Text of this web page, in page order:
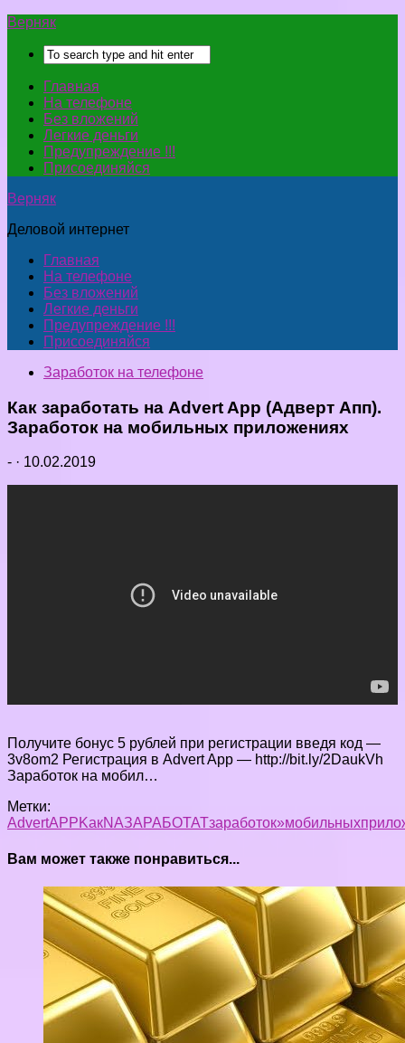
Верняк
Главная
На телефоне
Без вложений
Легкие деньги
Предупреждение !!!
Присоединяйся
Верняк
Деловой интернет
Главная
На телефоне
Без вложений
Легкие деньги
Предупреждение !!!
Присоединяйся
Заработок на телефоне
Как заработать на Advert App (Адверт Апп).
Заработок на мобильных приложениях
- · 10.02.2019
Получите бонус 5 рублей при регистрации введя код —
3v8om2 Регистрация в Advert App — http://bit.ly/2DaukVh
Заработок на мобил…
Метки:
AdvertAPPKакNAЗАРАБОТАТзаработок»мобильных
Вам может также понравиться...